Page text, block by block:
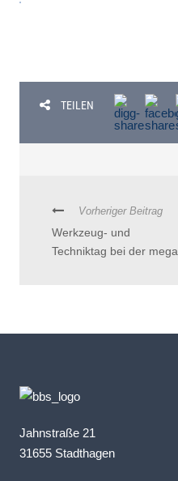
TEILEN
Vorheriger Beitrag
Werkzeug- und
Techniktag bei der mega
Jahnstraße 21
31655 Stadthagen